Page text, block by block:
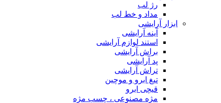
رژ لب
مداد و خط لب
ابزار آرایشی
آینه آرایشی
استند لوازم آرایشی
براش آرایشی
پد آرایشی
تراش آرایشی
تیغ ابرو و موچین
قیچی ابرو
مژه مصنوعی ، چسب مژه